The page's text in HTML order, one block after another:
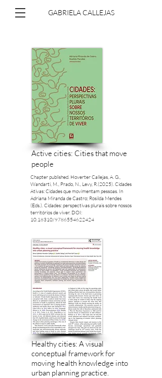
GABRIELA CALLEJAS
Active cities: Cities that move
people
Chapter published. Hoverter Callejas, A. G.,
Wandarti, M., Prado, N., Levy, R.(2025). Cidades
Ativas: Cidades que movimentam pessoas. In
Adriana Miranda de Castro; Rosilda Mendes
(Eds.). Cidades: perspectivas plurais sobre nossos
territórios de viver. DOI:
10.18310/9786554622424
Healthy cities: A visual
conceptual framework for
moving health knowledge into
urban planning practice.